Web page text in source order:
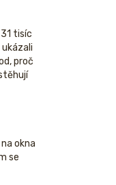
tisíc
proč
okna
se